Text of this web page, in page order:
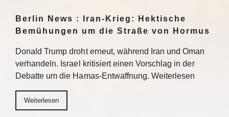
Berlin News : Iran-Krieg: Hektische
Bemühungen um die Straße von Hormus
Donald Trump droht erneut, während Iran und Oman
verhandeln. Israel kritisiert einen Vorschlag in der
Debatte um die Hamas-Entwaffnung. Weiterlesen
Weiterlesen